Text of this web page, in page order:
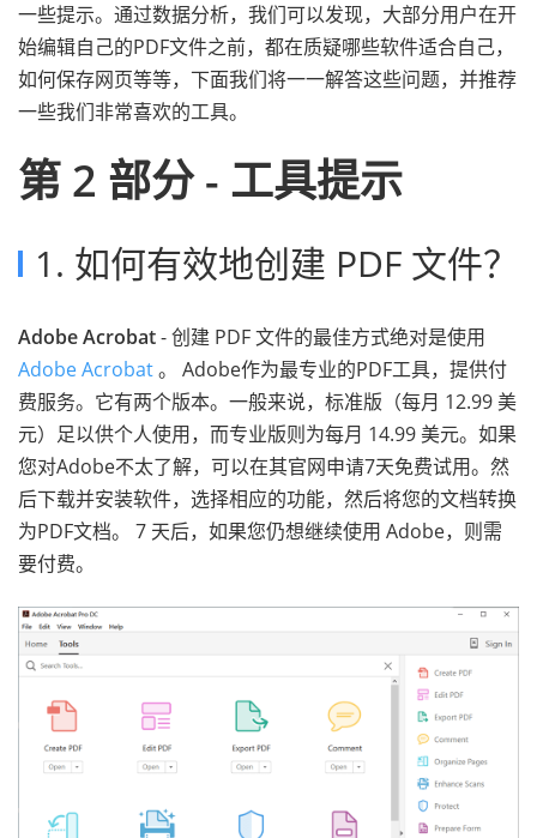
一些提示。通过数据分析，我们可以发现，大部分用户在开
始编辑自己的PDF文件之前，都在质疑哪些软件适合自己，
如何保存网页等等，下面我们将一一解答这些问题，并推荐
一些我们非常喜欢的工具。
第 2 部分 - 工具提示
1. 如何有效地创建 PDF 文件？
Adobe Acrobat- 创建 PDF 文件的最佳方式绝对是使用
Adobe Acrobat。 Adobe作为最专业的PDF工具，提供付
费服务。它有两个版本。一般来说，标准版（每月 12.99 美
元）足以供个人使用，而专业版则为每月 14.99 美元。如果
您对Adobe不太了解，可以在其官网申请7天免费试用。然
后下载并安装软件，选择相应的功能，然后将您的文档转换
为PDF文档。 7 天后，如果您仍想继续使用 Adobe，则需
要付费。